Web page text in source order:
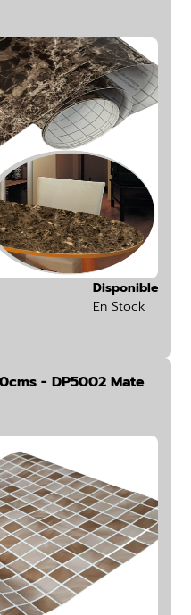
Disponible
En Stock
- DP5002 Mate